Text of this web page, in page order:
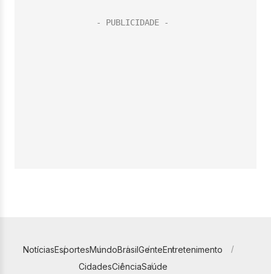
NotíciasEsportesMundoBrasilGenteEntretenimento
CidadesCiênciaSaúde